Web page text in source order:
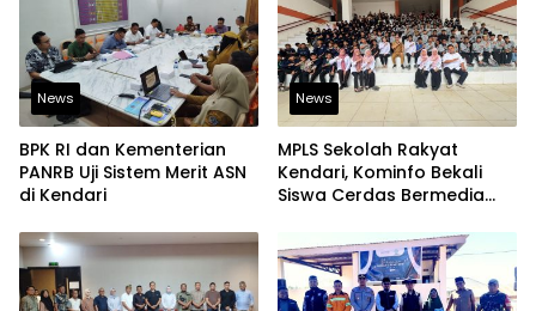
News
BPK RI dan Kementerian
PANRB Uji Sistem Merit ASN
di Kendari
News
MPLS Sekolah Rakyat
Kendari, Kominfo Bekali
Siswa Cerdas Bermedia